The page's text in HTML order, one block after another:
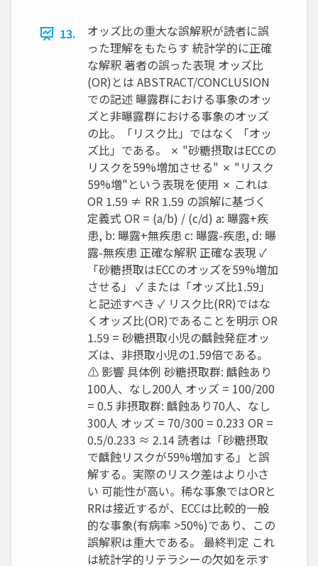
13.
オッズ比の重大な誤解釈が読者に誤
った理解をもたらす 統計学的に正確
な解釈 著者の誤った表現 オッズ比
(OR)とは ABSTRACT/CONCLUSION
での記述 曝露群における事象のオッ
ズと非曝露群における事象のオッズ
の比。「リスク比」ではなく 「オッ
ズ比」である。 ✗ "砂糖摂取はECCの
リスクを59%増加させる" ✗ "リスク
59%増"という表現を使用 ✗ これは
OR 1.59 ≠ RR 1.59 の誤解に基づく
定義式 OR = (a/b) / (c/d) a: 曝露+疾
患, b: 曝露+無疾患 c: 曝露-疾患, d: 曝
露-無疾患 正確な解釈 正確な表現 ✓
「砂糖摂取はECCのオッズを59%増加
させる」 ✓ または「オッズ比1.59」
と記述すべき ✓ リスク比(RR)ではな
くオッズ比(OR)であることを明示 OR
1.59 = 砂糖摂取小児の齲蝕発症オッ
ズは、非摂取小児の1.59倍である。
⚠ 影響 具体例 砂糖摂取群: 齲蝕あり
100人、なし200人 オッズ = 100/200
= 0.5 非摂取群: 齲蝕あり70人、なし
300人 オッズ = 70/300 = 0.233 OR =
0.5/0.233 ≈ 2.14 読者は「砂糖摂取
で齲蝕リスクが59%増加する」と誤
解する。実際のリスク差はより小さ
い 可能性が高い。稀な事象ではORと
RRは接近するが、ECCは比較的一般
的な事象(有病率 >50%)であり、この
誤解釈は重大である。 最終判定 これ
は統計学的リテラシーの欠如を示す